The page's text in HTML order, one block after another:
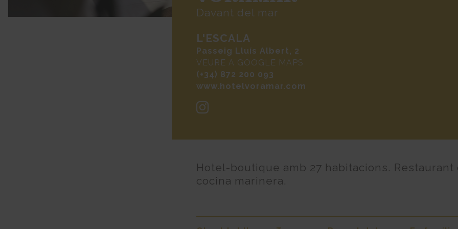
Davant del mar
L'ESCALA
Passeig Lluís Albert, 2
VEURE A GOOGLE MAPS
(+34) 872 200 093
www.hotelvoramar.com
Hotel-boutique amb 27 habitacions. Restaurant
cocina marinera.